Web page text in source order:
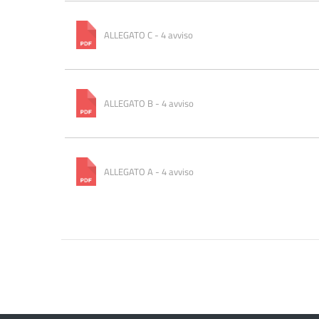
ALLEGATO C - 4 avviso
ALLEGATO B - 4 avviso
ALLEGATO A - 4 avviso